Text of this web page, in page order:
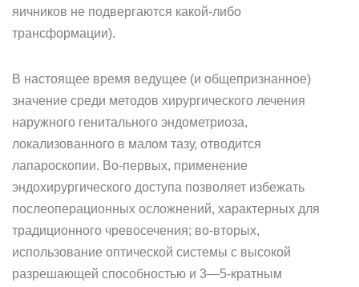
яичников не подвергаются какой-либо
трансформации).
В настоящее время ведущее (и общепризнанное)
значение среди методов хирургического лечения
наружного генитального эндометриоза,
локализованного в малом тазу, отводится
лапароскопии. Во-первых, применение
эндохирургического доступа позволяет избежать
послеоперационных осложнений, характерных для
традиционного чревосечения; во-вторых,
использование оптической системы с высокой
разрешающей способностью и 3—5-кратным